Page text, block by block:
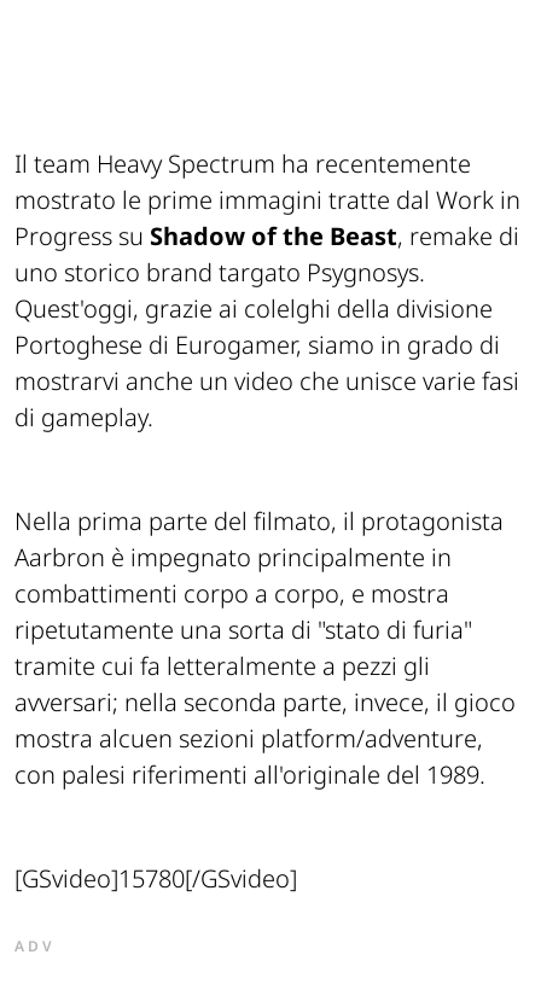
Il team Heavy Spectrum ha recentemente
mostrato le prime immagini tratte dal Work in
Progress su Shadow of the Beast, remake di
uno storico brand targato Psygnosys.
Quest'oggi, grazie ai colelghi della divisione
Portoghese di Eurogamer, siamo in grado di
mostrarvi anche un video che unisce varie fasi
di gameplay.
Nella prima parte del filmato, il protagonista
Aarbron è impegnato principalmente in
combattimenti corpo a corpo, e mostra
ripetutamente una sorta di "stato di furia"
tramite cui fa letteralmente a pezzi gli
avversari; nella seconda parte, invece, il gioco
mostra alcuen sezioni platform/adventure,
con palesi riferimenti all'originale del 1989.
[GSvideo]15780[/GSvideo]
ADV